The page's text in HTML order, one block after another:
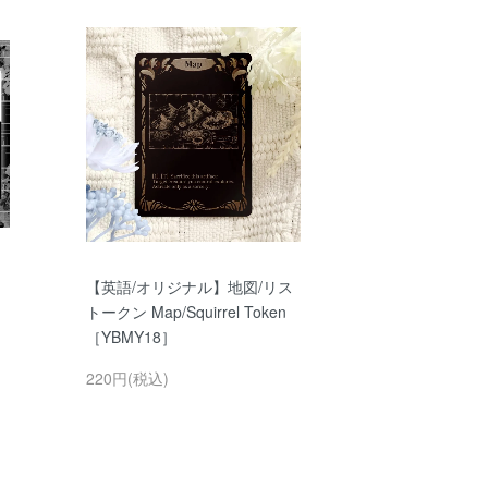
【英語/オリジナル】地図/リス
トークン Map/Squirrel Token
［YBMY18］
220円(税込)